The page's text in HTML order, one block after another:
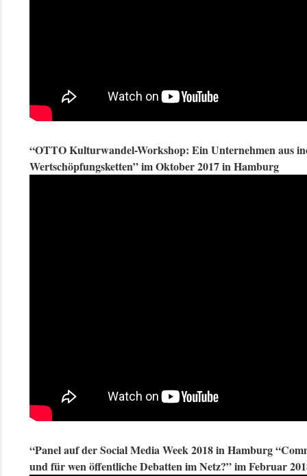
“OTTO Kulturwandel-Workshop: Ein Unternehmen aus
Wertschöpfungsketten” im Oktober 2017 in Hamburg
“Panel auf der Social Media Week 2018 in Hamburg
und für wen öffentliche Debatten im Netz?” im Februar